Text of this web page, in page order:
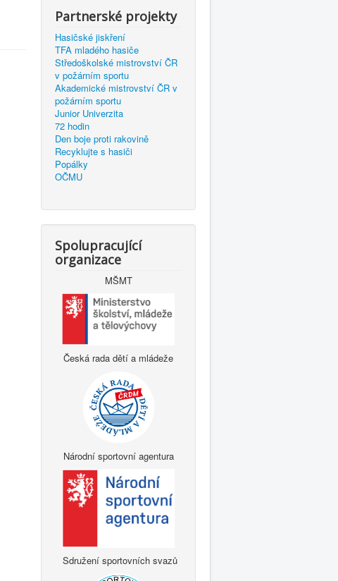
Partnerské projekty
Hasičské jiskření
TFA mladého hasiče
Středoškolské mistrovství ČR
v požárním sportu
Akademické mistrovství ČR v
požárním sportu
Junior Univerzita
72 hodin
Den boje proti rakovině
Recyklujte s hasiči
Popálky
OČMU
Spolupracující
organizace
MŠMT
Česká rada dětí a mládeže
Národní sportovní agentura
Sdružení sportovních svazů